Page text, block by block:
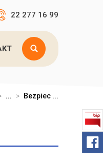
22 277 16 99
... > Bezpiec ...